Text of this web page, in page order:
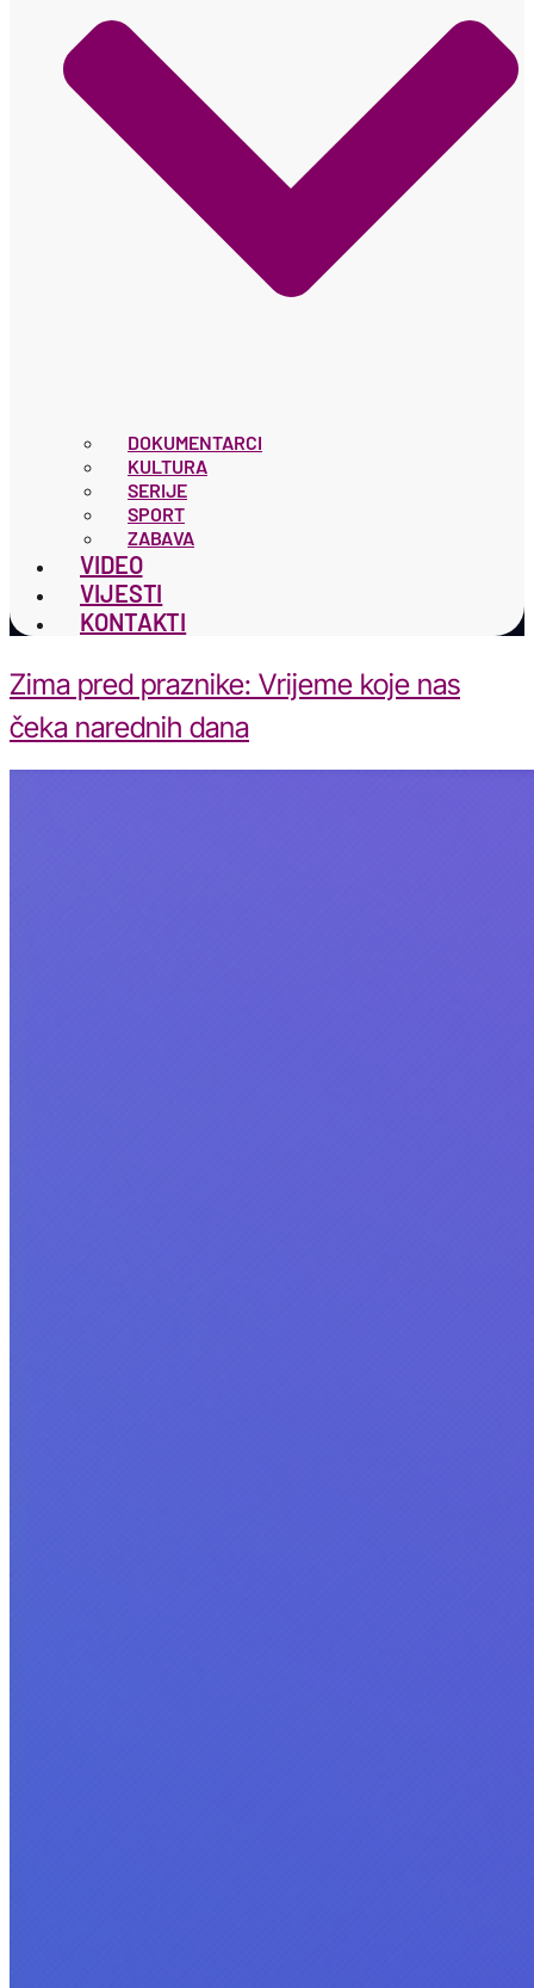
DOKUMENTARCI
KULTURA
SERIJE
SPORT
ZABAVA
VIDEO
VIJESTI
KONTAKTI
Zima pred praznike: Vrijeme koje nas
čeka narednih dana